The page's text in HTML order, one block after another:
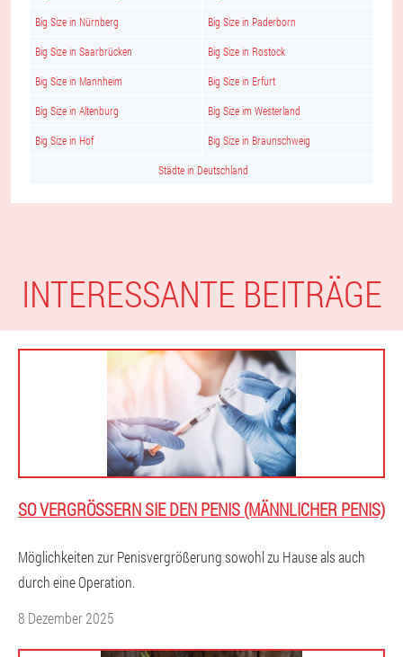
Big Size in Nürnberg Big Size in Paderborn
Big Size in Saarbrücken Big Size in Rostock
Big Size in Mannheim Big Size in Erfurt
Big Size in Altenburg Big Size im Westerland
Big Size in Hof Big Size in Braunschweig
Städte in Deutschland
INTERESSANTE BEITRÄGE
SO VERGRÖSSERN SIE DEN PENIS (MÄNNLICHER PENIS)
Möglichkeiten zur Penisvergrößerung sowohl zu Hause als auch
durch eine Operation.
8 Dezember 2025